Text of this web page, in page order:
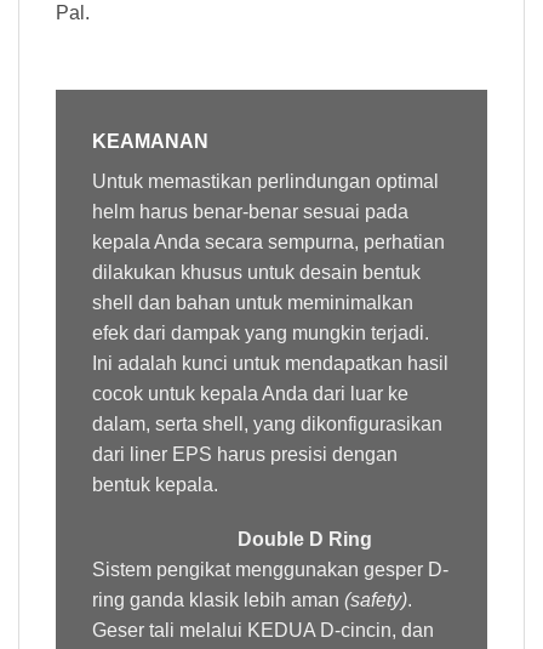
Pal.
KEAMANAN
Untuk memastikan perlindungan optimal
helm harus benar-benar sesuai pada
kepala Anda secara sempurna, perhatian
dilakukan khusus untuk desain bentuk
shell dan bahan untuk meminimalkan
efek dari dampak yang mungkin terjadi.
Ini adalah kunci untuk mendapatkan hasil
cocok untuk kepala Anda dari luar ke
dalam, serta shell, yang dikonfigurasikan
dari liner EPS harus presisi dengan
bentuk kepala.
Double D Ring
Sistem pengikat menggunakan gesper D-
ring ganda klasik lebih aman (safety).
Geser tali melalui KEDUA D-cincin, dan